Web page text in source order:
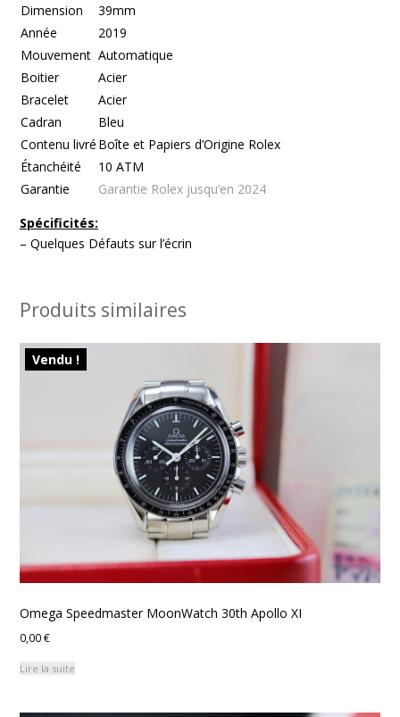
Dimension
39mm
Année
2019
Mouvement Automatique
Boitier
Acier
Bracelet
Acier
Cadran
Bleu
Contenu livré Boîte et Papiers d’Origine Rolex
Étanchéité
10 ATM
Garantie
Garantie Rolex jusqu’en 2024
Spécificités:
– Quelques Défauts sur l’écrin
Produits similaires
Vendu !
Omega Speedmaster MoonWatch 30th Apollo XI
0,00€
Lire la suite